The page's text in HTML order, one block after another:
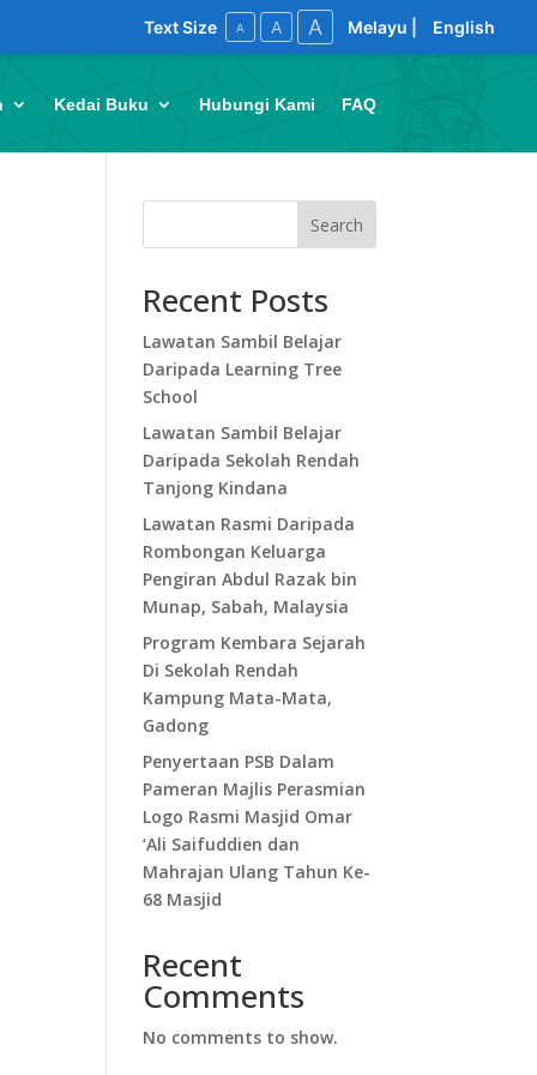
Text Size A A A Melayu English
Kedai Buku Hubungi Kami FAQ
Search
Recent Posts
Lawatan Sambil Belajar
Daripada Learning Tree
School
Lawatan Sambil Belajar
Daripada Sekolah Rendah
Tanjong Kindana
Lawatan Rasmi Daripada
Rombongan Keluarga
Pengiran Abdul Razak bin
Munap, Sabah, Malaysia
Program Kembara Sejarah
Di Sekolah Rendah
Kampung Mata-Mata,
Gadong
Penyertaan PSB Dalam
Pameran Majlis Perasmian
Logo Rasmi Masjid Omar
‘Ali Saifuddien dan
Mahrajan Ulang Tahun Ke-
68 Masjid
Recent
Comments
No comments to show.